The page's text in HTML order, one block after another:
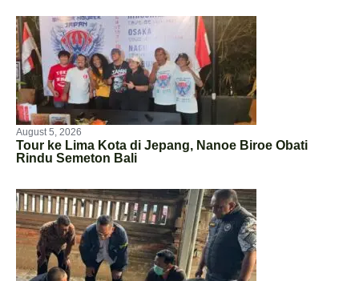
August 5, 2026
Tour ke Lima Kota di Jepang, Nanoe Biroe Obati
Rindu Semeton Bali